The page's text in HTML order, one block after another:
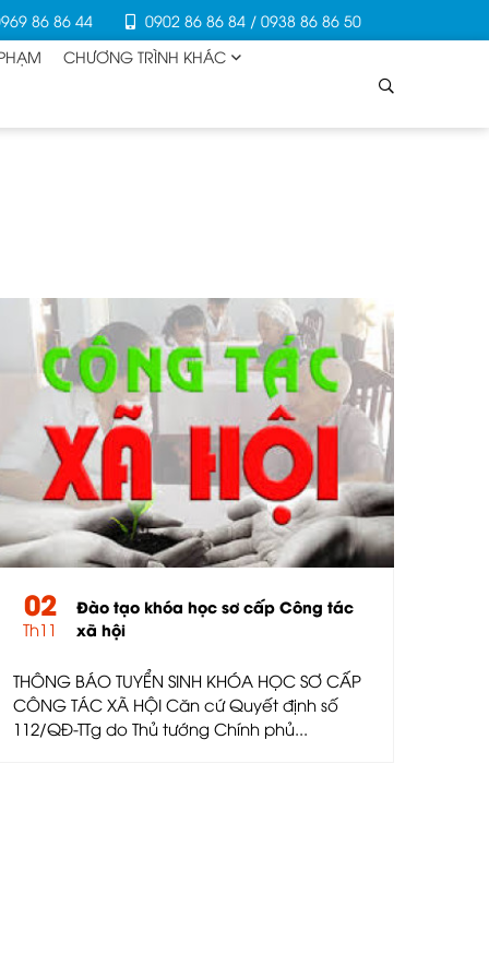
86 86 44
0902 86 86 84 / 0938 86 86 50
CHƯƠNG TRÌNH KHÁC
02
Th11
Đào tạo khóa học sơ cấp Công tác
xã hội
THÔNG BÁO TUYỂN SINH KHÓA HỌC SƠ CẤP
CÔNG TÁC XÃ HỘI Căn cứ Quyết định số
112/QĐ-TTg do Thủ tướng Chính phủ...